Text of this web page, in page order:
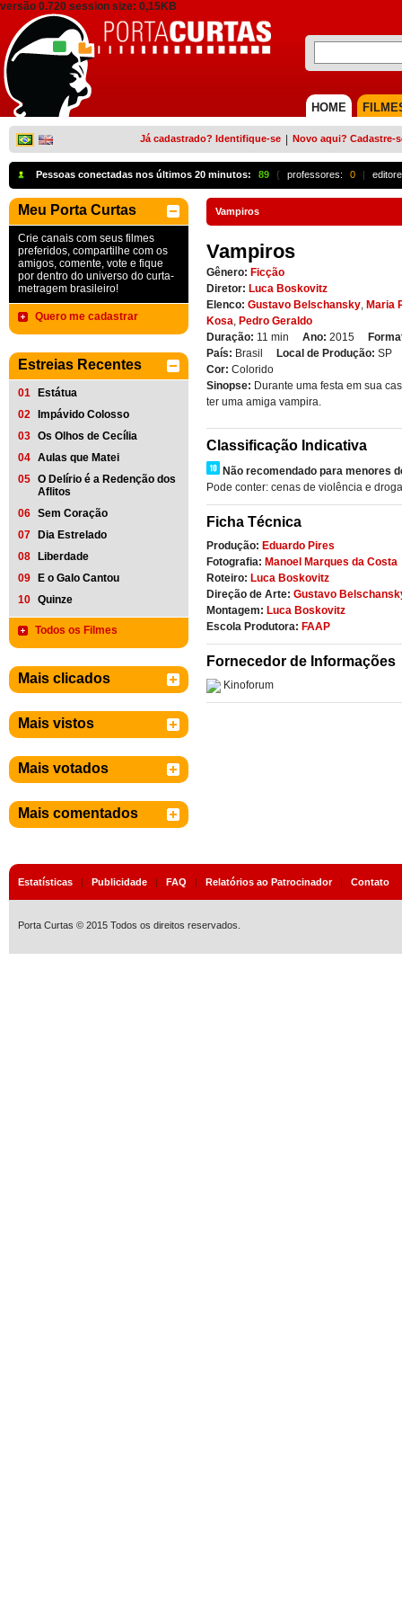
versão 0.720 session size: 0,15KB
HOME
Já cadastrado? Identifique-se Novo aqui? Cadastre-
Pessoas conectadas nos últimos 20 minutos: 89 { professores: 0 |
Meu Porta Curtas
Crie canais com seus filmes
preferidos, compartilhe com os
amigos, comente, vote e fique
por dentro do universo do curta-
metragem brasileiro!
Quero me cadastrar
Estreias Recentes
01
Estátua
02
Impávido Colosso
03 Os Olhos de Cecília
04 Aulas que Matei
05 O Delírio é a Redenção dos
Aflitos
06 Sem Coração
07
Dia Estrelado
08
Liberdade
09
E o Galo Cantou
10 Quinze
Todos os Filmes
Mais clicados
Mais vistos
Mais votados
Mais comentados
Vampiros
Vampiros
Gênero: Ficção
Diretor: Luca Boskovitz
Elenco: Gustavo Belschansky, Maria
Kosa, Pedro Geraldo
Duração: 11 min Ano: 2015
País: Brasil Local de Produção: SP
Cor: Colorido
Sinopse: Durante uma festa em sua
ter uma amiga vampira.
Classificação Indicativa
Não recomendado para menores
Pode conter: cenas de violência e
Ficha Técnica
Produção: Eduardo Pires
Fotografia: Manoel Marques da Costa
Roteiro: Luca Boskovitz
Direção de Arte: Gustavo
Montagem: Luca Boskovitz
Escola Produtora: FAAP
Fornecedor de Informações
Kinoforum
Estatísticas | Publicidade | FAQ | Relatórios ao Patrocinador| Contato
Porta Curtas © 2015 Todos os direitos reservados.